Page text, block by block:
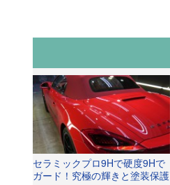
セラミックプロ9Hで硬度9Hで
ガード！究極の輝きと塗装保護